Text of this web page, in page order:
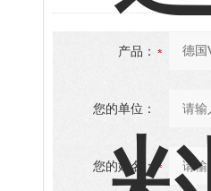
产品：
您的单位：
您的姓名：